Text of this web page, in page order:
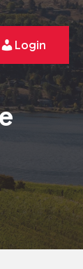
Login